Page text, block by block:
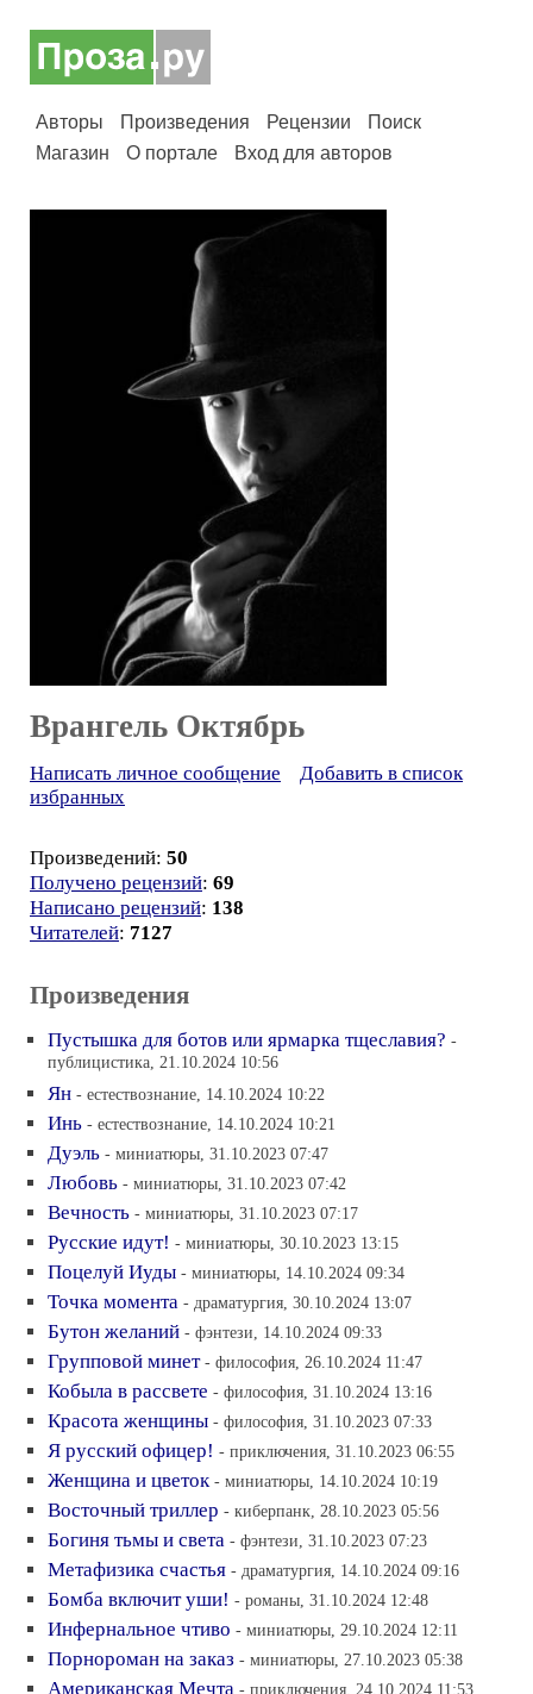
Авторы Произведения Рецензии
Поиск
Магазин
О портале Вход для авторов
Врангель Октябрь
Написать личное сообщение
Добавить в список
избранных
Произведений: 50
Получено рецензий: 69
Написано рецензий: 138
Читателей: 7127
Произведения
Пустышка для ботов или ярмарка тщеславия? -
публицистика, 21.10.2024 10:56
Ян - естествознание, 14.10.2024 10:22
Инь - естествознание, 14.10.2024 10:21
Дуэль - миниатюры, 31.10.2023 07:47
Любовь - миниатюры, 31.10.2023 07:42
Вечность - миниатюры, 31.10.2023 07:17
Русские идут! - миниатюры, 30.10.2023 13:15
Поцелуй Иуды - миниатюры, 14.10.2024 09:34
Точка момента - драматургия, 30.10.2024 13:07
Бутон желаний - фэнтези, 14.10.2024 09:33
Групповой минет - философия, 26.10.2024 11:47
Кобыла в рассвете - философия, 31.10.2024 13:16
Красота женщины - философия, 31.10.2023 07:33
Я русский офицер! - приключения, 31.10.2023 06:55
Женщина и цветок - миниатюры, 14.10.2024 10:19
Восточный триллер - киберпанк, 28.10.2023 05:56
Богиня тьмы и света - фэнтези, 31.10.2023 07:23
Метафизика счастья - драматургия, 14.10.2024 09:16
Бомба включит уши! - романы, 31.10.2024 12:48
Инфернальное чтиво - миниатюры, 29.10.2024 12:11
Порнороман на заказ - миниатюры, 27.10.2023 05:38
Американская Мечта - приключения, 24.10.2024 11:53